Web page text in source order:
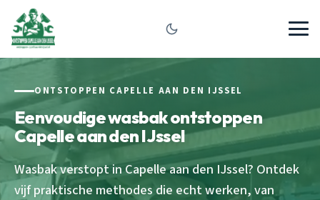
ONTSTOPPEN CAPELLE AAN DEN IJSSEL
Eenvoudige wasbak ontstoppen
Capelle aan den IJssel
Wasbak verstopt in Capelle aan den IJssel? Ontdek
vijf praktische methodes die echt werken, van